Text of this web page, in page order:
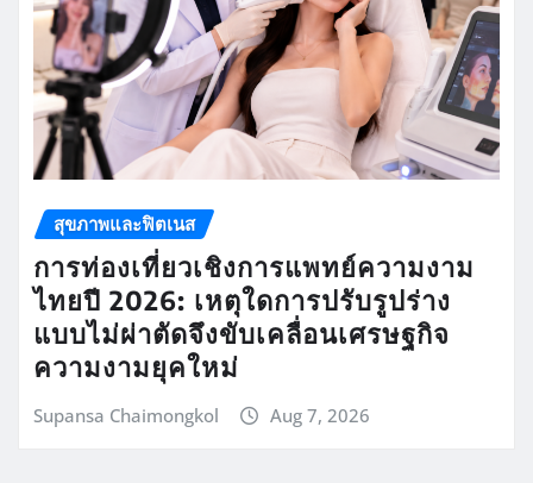
สุขภาพและฟิตเนส
การท่องเที่ยวเชิงการแพทย์ความงาม
ไทยปี 2026: เหตุใดการปรับรูปร่าง
แบบไม่ผ่าตัดจึงขับเคลื่อนเศรษฐกิจ
ความงามยุคใหม่
Supansa Chaimongkol Aug 7, 2026